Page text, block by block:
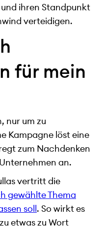
ihren Standpunkt
verteidigen.
für mein
nur um zu
Kampagne löst eine
zum Nachdenken
an.
vertritt die
gewählte Thema
soll. So wirkt es
etwas zu Wort